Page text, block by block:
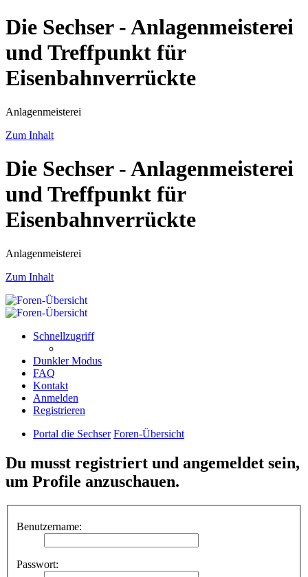
Die Sechser - Anlagenmeisterei
und Treffpunkt für
Eisenbahnverrückte
Anlagenmeisterei
Zum Inhalt
Die Sechser - Anlagenmeisterei
und Treffpunkt für
Eisenbahnverrückte
Anlagenmeisterei
Zum Inhalt
Schnellzugriff
Dunkler Modus
FAQ
Kontakt
Anmelden
Registrieren
Portal die Sechser Foren-Übersicht
Du musst registriert und angemeldet sein,
um Profile anzuschauen.
Benutzername:
Passwort: